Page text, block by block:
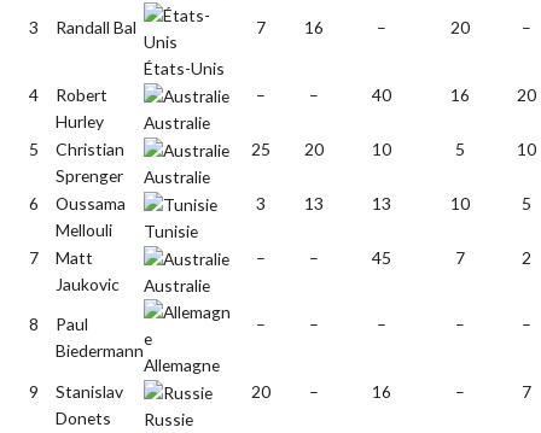
3
Randall Bal
États-Unis
7 16 – 20 –
4
Robert
Hurley
Australie
– – 40 16 20
5
Christian
Sprenger
Australie
25 20 10 5 10
6
Oussama
Mellouli
Tunisie
3 13 13 10 5
7
Matt
Jaukovic
Australie
– – 45 7 2
8
Paul
Biedermann
Allemagne
– – – – –
9
Stanislav
Donets
Russie
20 – 16 – 7